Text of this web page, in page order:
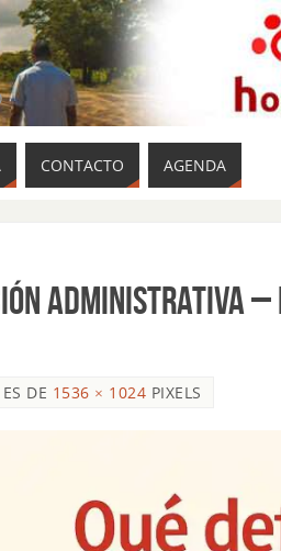
CONTACTO AGENDA
DE 1536 × 1024 PIXELS